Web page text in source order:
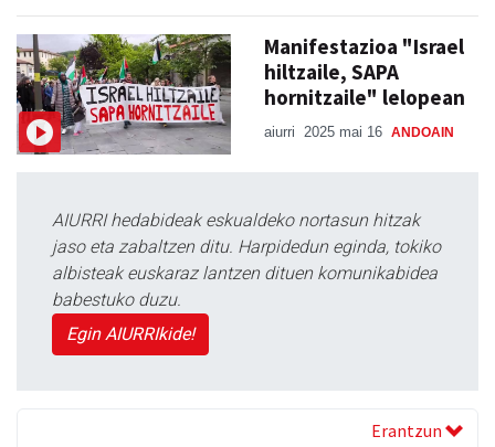
Manifestazioa "Israel
hiltzaile, SAPA
hornitzaile" lelopean
aiurri 2025 mai 16 ANDOAIN
AIURRI hedabideak eskualdeko nortasun hitzak
jaso eta zabaltzen ditu. Harpidedun eginda, tokiko
albisteak euskaraz lantzen dituen komunikabidea
babestuko duzu.
Egin AIURRIkide!
Erantzun